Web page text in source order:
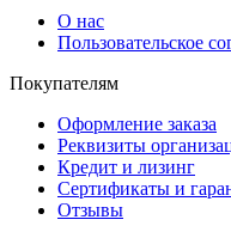
О нас
Пользовательское
Покупателям
Оформление заказа
Реквизиты
Кредит и лизинг
Сертификаты и
Отзывы